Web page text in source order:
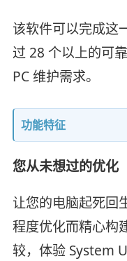
该软件可以完成这
过 28 个以上的可
PC 维护需求。
功能特征
您从未想过的优化
让您的电脑起死回
程度优化而精心构
较，体验 System